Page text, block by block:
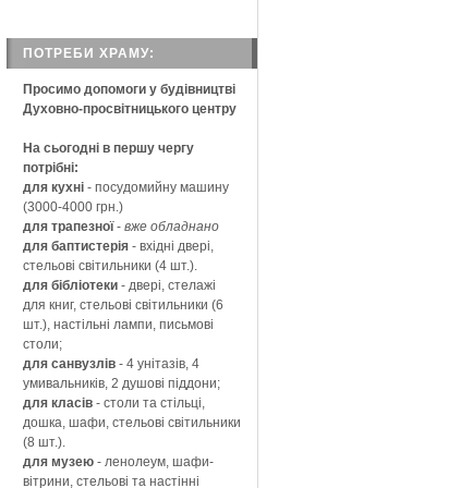
ПОТРЕБИ ХРАМУ:
Просимо допомоги у будівництві
Духовно-просвітницького центру
На сьогодні в першу чергу
потрібні:
для кухні - посудомийну машину
(3000-4000 грн.)
для трапезної- вже обладнано
для баптистерія - вхідні двері,
стельові світильники (4 шт.).
для бібліотеки - двері, стелажі
для книг, стельові світильники (6
шт.), настільні лампи, письмові
столи;
для санвузлів - 4 унітазів, 4
умивальників, 2 душові піддони;
для класів - столи та стільці,
дошка, шафи, стельові світильники
(8 шт.).
для музею - ленолеум, шафи-
вітрини, стельові та настінні